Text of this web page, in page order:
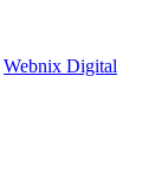
Webnix Digital